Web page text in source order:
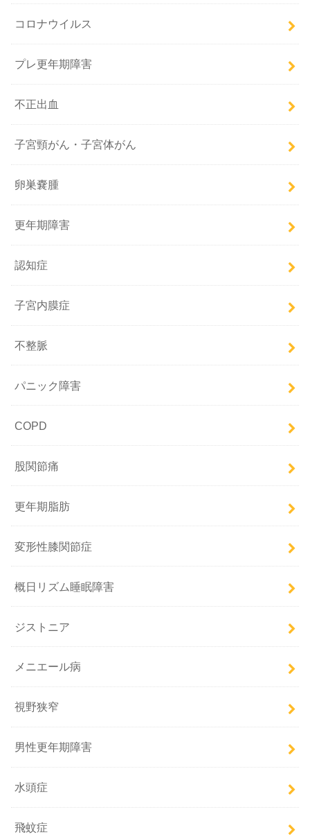
コロナウイルス
プレ更年期障害
不正出血
子宮頸がん・子宮体がん
卵巣嚢腫
更年期障害
認知症
子宮内膜症
不整脈
パニック障害
COPD
股関節痛
更年期脂肪
変形性膝関節症
概日リズム睡眠障害
ジストニア
メニエール病
視野狭窄
男性更年期障害
水頭症
飛蚊症